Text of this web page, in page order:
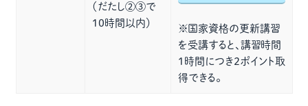
（だたし②③で
10時間以内）
※国家資格の更新講習
を受講すると、講習時間
1時間につき2ポイント取
得できる。